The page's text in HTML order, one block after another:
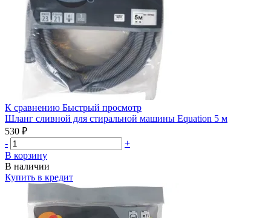
К сравнению Быстрый просмотр
Шланг сливной для стиральной машины Equation 5 м
530 ₽
-
+
В корзину
В наличии
Купить в кредит